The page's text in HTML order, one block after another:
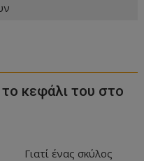
το κεφάλι του στο
Γιατί ένας σκύλος